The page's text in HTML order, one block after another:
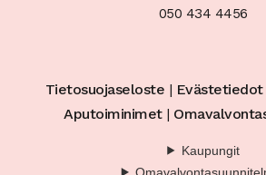
050 434 4456
Tietosuojaseloste | Evästetiedot
Aputoiminimet|
Kaupungit